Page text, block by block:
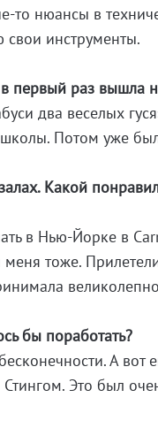
то нюансы в
инструменты.
первый раз вышла
два веселых
Потом уже
Какой
в Нью-Йорке в
тоже.
бы поработать?
А вот
Стингом. Это был